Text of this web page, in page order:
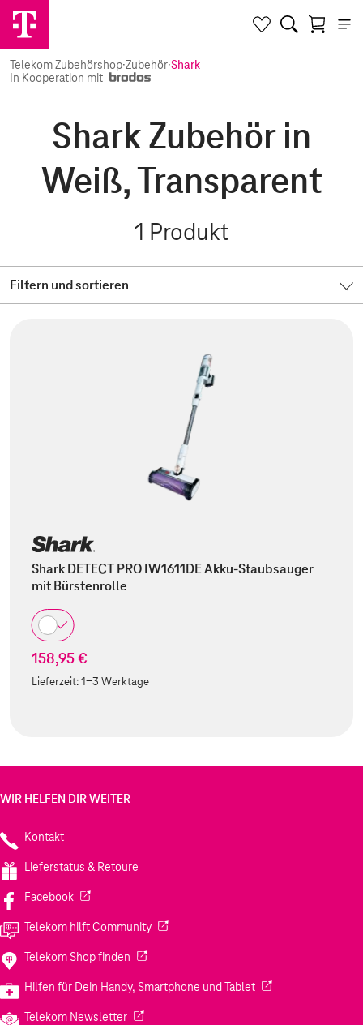
Telekom Zubehörshop·Zubehör·Shark
In Kooperation mit
Shark Zubehör in
Weiß, Transparent
1 Produkt
Filtern und sortieren
Shark DETECT PRO IW1611DE Akku-Staubsauger
mit Bürstenrolle
158,95 €
Lieferzeit:1-3 Werktage
WIR HELFEN DIR WEITER
Kontakt
Lieferstatus & Retoure
Facebook(Wird in einem neuen Tab geöffnet)
Telekom hilft Community(Wird in einem neuen Tab geöffnet)
Telekom Shop finden (Wird in einem neuen Tab geöffnet)
Hilfen für Dein Handy, Smartphone und Tablet(Wird in einem
Telekom Newsletter(Wird in einem neuen Tab geöffnet)